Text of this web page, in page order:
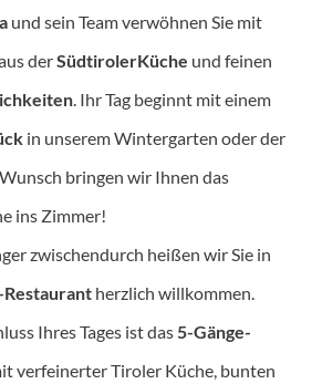
und sein Team verwöhnen Sie mit
derSüdtirolerKüche und feinen
. Ihr Tag beginnt mit einem
in unserem Wintergarten oder der
bringen wir Ihnen das
ins Zimmer!
zwischendurch heißen wir Sie in
herzlich willkommen.
Ihres Tages ist das5-Gänge-
verfeinerter Tiroler Küche, bunten